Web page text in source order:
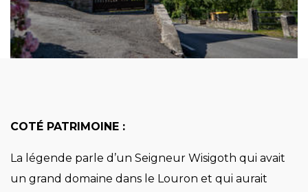
COTÉ PATRIMOINE :
La légende parle d’un Seigneur Wisigoth qui avait
un grand domaine dans le Louron et qui aurait